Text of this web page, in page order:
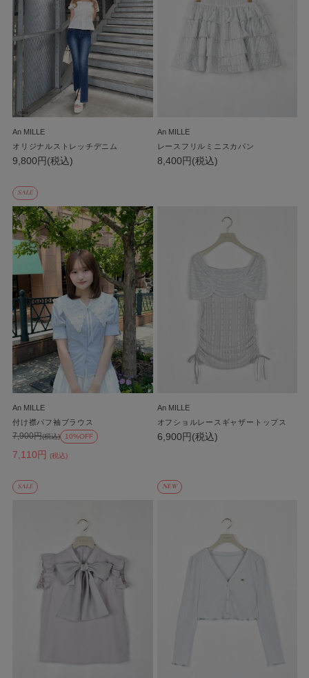
An MILLE
オリジナルストレッチデニム
9,800円(税込)
An MILLE
レースフリルミニスカパン
8,400円(税込)
SALE
An MILLE
付け襟パフ袖ブラウス
7,110円 (税込)
7,900円(税込) 10%OFF
An MILLE
オフショルレースギャザートップス
6,900円(税込)
SALE NEW